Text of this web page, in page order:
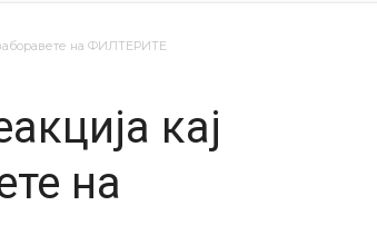
заборавете на ФИЛТЕРИТЕ
кај
на